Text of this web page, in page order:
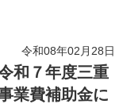
令和08年02月28日
和７年度三重
業費補助金に